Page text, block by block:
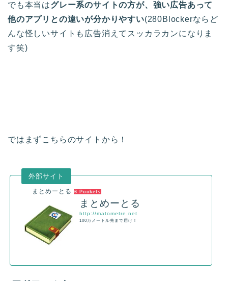
でも本当はグレー系のサイトの方が、強い広告あって
他のアプリとの違いが分かりやすい(280Blockerならど
んな怪しいサイトも広告消えてスッカラカンになりま
す笑)
ではまずこちらのサイトから！
まとめーとる 6 Pockets
まとめーとる
http://matometre.net
100万メートル先まで届け！